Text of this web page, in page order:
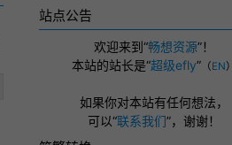
站点公告
欢迎来到“畅想资源”！
本站的站长是“超级efly” （EN）
如果你对本站有任何想法，
可以“联系我们”， 谢谢！